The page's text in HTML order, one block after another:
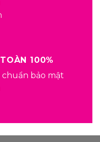
100%
bảo mật